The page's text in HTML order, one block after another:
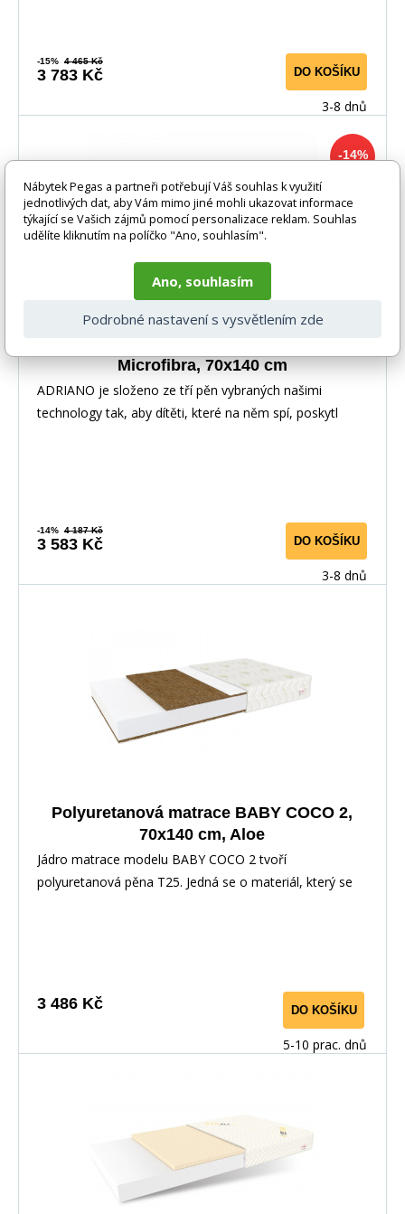
-15% 4 465 Kč
3 783 Kč DO KOŠÍKU
3-8 dnů
-14%
Microfibra, 70x140 cm
ADRIANO je složeno ze tří pěn vybraných našimi
technology tak, aby dítěti, které na něm spí, poskytl
-14% 4 187 Kč
3 583 Kč DO KOŠÍKU
3-8 dnů
Polyuretanová matrace BABY COCO 2,
70x140 cm, Aloe
Jádro matrace modelu BABY COCO 2 tvoří
polyuretanová pěna T25. Jedná se o materiál, který se
3 486 Kč DO KOŠÍKU
5-10 prac. dnů
Nábytek Pegas a partneři potřebují Váš souhlas k využití
jednotlivých dat, aby Vám mimo jiné mohli ukazovat informace
týkající se Vašich zájmů pomocí personalizace reklam. Souhlas
udělíte kliknutím na políčko "Ano, souhlasím".
Ano, souhlasím
Podrobné nastavení s vysvětlením zde